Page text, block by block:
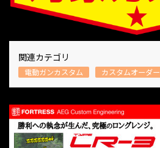
関連カテゴリ
電動ガンカスタム カスタムオーダー